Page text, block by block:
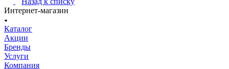
Интернет-магазин
Каталог
Акции
Бренды
Услуги
Компания